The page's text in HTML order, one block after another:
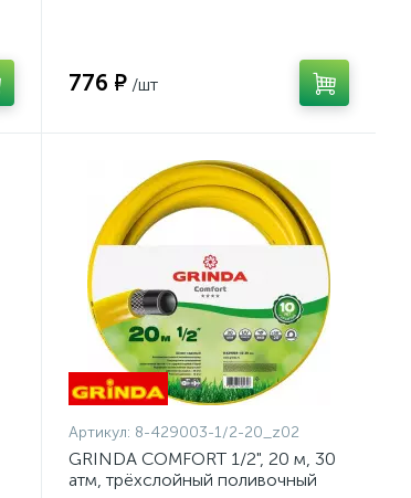
776 ₽ /шт
Артикул: 8-429003-1/2-20_z02
GRINDA COMFORT 1/2", 20 м, 30
атм, трёхслойный поливочный